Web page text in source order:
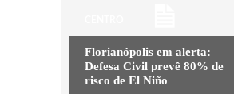
Florianópolis em alerta:
Defesa Civil prevê 80% de
risco de El Niño